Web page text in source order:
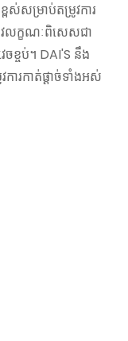
សម្រាប់តម្រូវការ
វលក្ខណៈពិសេសជា
ចខ្ចប់។ DAI'S នឹង
ការកាត់ផ្តាច់ទាំងអស់